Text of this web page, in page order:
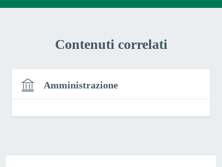
Contenuti correlati
Amministrazione